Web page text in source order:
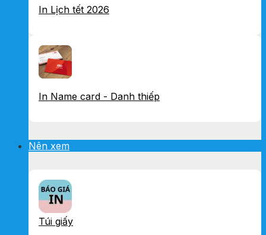
In Lịch tết 2026
In Name card - Danh thiếp
Nên xem
Túi giấy